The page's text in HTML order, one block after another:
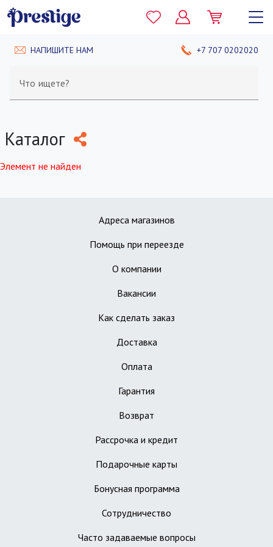
НАПИШИТЕ НАМ +7 707 0202020
Что ищете?
Каталог
Элемент не найден
Адреса магазинов
Помощь при переезде
О компании
Вакансии
Как сделать заказ
Доставка
Оплата
Гарантия
Возврат
Рассрочка и кредит
Подарочные карты
Бонусная программа
Сотрудничество
Часто задаваемые вопросы